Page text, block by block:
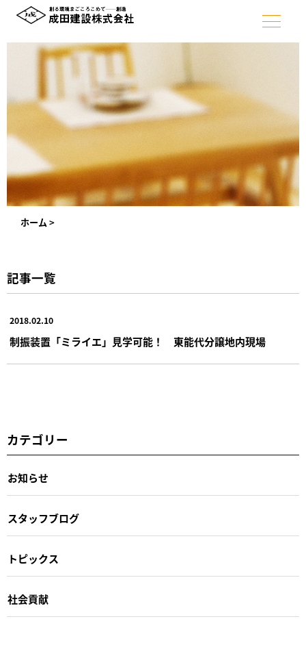
ホーム >
記事一覧
2018.02.10
制振装置「ミライエ」見学可能！ 東能代分譲地内現場
カテゴリー
お知らせ
スタッフブログ
トピックス
社会貢献